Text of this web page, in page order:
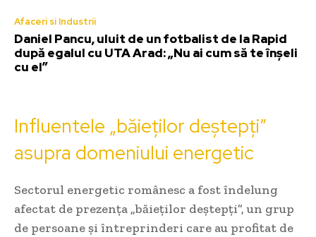
Afaceri si Industrii
Daniel Pancu, uluit de un fotbalist de la Rapid
după egalul cu UTA Arad: „Nu ai cum să te înșeli
cu el”
Influentele „băieților deștepți”
asupra domeniului energetic
Sectorul energetic românesc a fost îndelung
afectat de prezența „băieților deștepți”, un grup
de persoane și întreprinderi care au profitat de